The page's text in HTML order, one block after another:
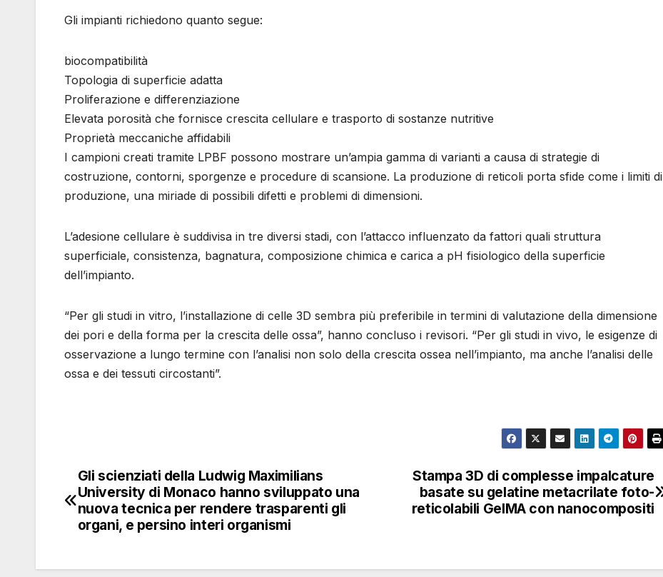
Gli impianti richiedono quanto segue:
biocompatibilità
Topologia di superficie adatta
Proliferazione e differenziazione
Elevata porosità che fornisce crescita cellulare e trasporto di sostanze nutritive
Proprietà meccaniche affidabili
I campioni creati tramite LPBF possono mostrare un’ampia gamma di varianti a causa di strategie di
costruzione, contorni, sporgenze e procedure di scansione. La produzione di reticoli porta sfide come i limiti di
produzione, una miriade di possibili difetti e problemi di dimensioni.
L’adesione cellulare è suddivisa in tre diversi stadi, con l’attacco influenzato da fattori quali struttura
superficiale, consistenza, bagnatura, composizione chimica e carica a pH fisiologico della superficie
dell’impianto.
“Per gli studi in vitro, l’installazione di celle 3D sembra più preferibile in termini di valutazione della dimensione
dei pori e della forma per la crescita delle ossa”, hanno concluso i revisori. “Per gli studi in vivo, le esigenze di
osservazione a lungo termine con l’analisi non solo della crescita ossea nell’impianto, ma anche l’analisi delle
ossa e dei tessuti circostanti”.
Navigazione
articoli
Stampa 3D di complesse impalcature
basate su gelatine metacrilate foto-
reticolabili GelMA con nanocompositi
Gli scienziati della Ludwig Maximilians
University di Monaco hanno sviluppato una
nuova tecnica per rendere trasparenti gli
organi, e persino interi organismi